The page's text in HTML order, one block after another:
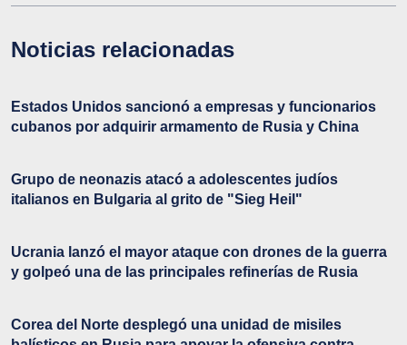
Noticias relacionadas
Estados Unidos sancionó a empresas y funcionarios
cubanos por adquirir armamento de Rusia y China
Grupo de neonazis atacó a adolescentes judíos
italianos en Bulgaria al grito de "Sieg Heil"
Ucrania lanzó el mayor ataque con drones de la guerra
y golpeó una de las principales refinerías de Rusia
Corea del Norte desplegó una unidad de misiles